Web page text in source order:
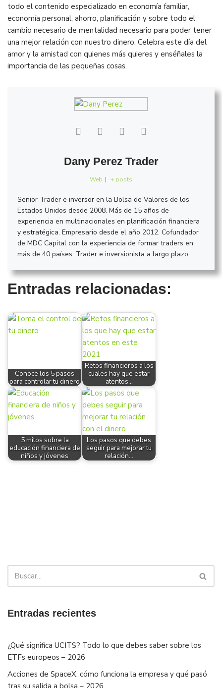
todo el contenido especializado en economía familiar,
economía personal, ahorro, planificación y sobre todo el
cambio necesario de mentalidad necesario para poder tener
una mejor relación con nuestro dinero. Celebra este día del
amor y la amistad con quienes más quieres y enséñales la
importancia de las pequeñas cosas.
Dany Perez Trader
Web | + posts
Senior Trader e inversor en la Bolsa de Valores de los
Estados Unidos desde 2008. Más de 15 años de
experiencia en multinacionales en planificación financiera
y estratégica. Empresario desde el año 2012. Cofundador
de MDC Capital con la experiencia de formar traders en
más de 40 países. Trader e inversionista a largo plazo.
Entradas relacionadas:
Conoce los 5 pasos
para controlar tu dinero
Retos financieros a los
cuales hay que estar
atentos…
5 mitos sobre la
educación financiera de
niños y jóvenes
Los pasos que debes
seguir para mejorar tu
relación…
Entradas recientes
¿Qué significa UCITS? Todo lo que debes saber sobre los
ETFs europeos – 2026
Acciones de SpaceX: cómo funciona la empresa y qué pasó